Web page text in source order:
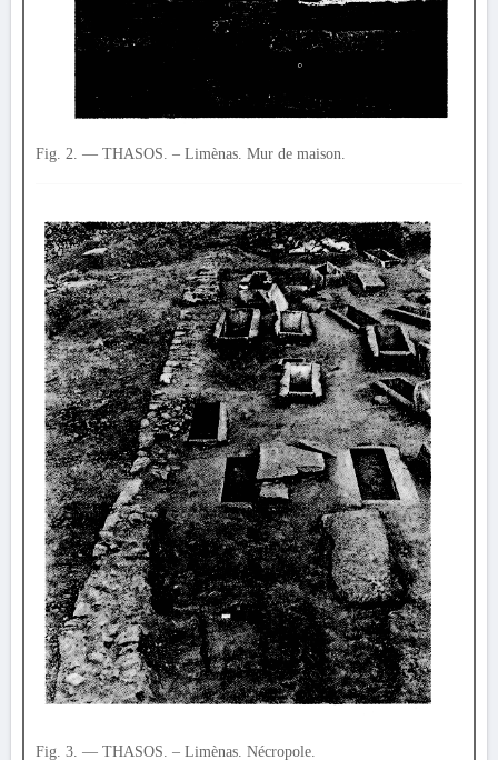
Fig. 2. — THASOS. – Limènas. Mur de maison.
Fig. 3. — THASOS. – Limènas. Nécropole.